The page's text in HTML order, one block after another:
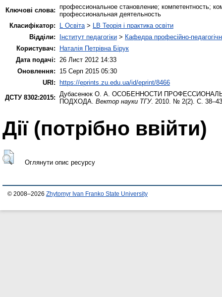
Ключові слова: профессиональное становление; компетентность;
профессиональная деятельность
Класифікатор:
L Освіта > LB Теорія і практика освіти
Відділи:
Інститут педагогіки > Кафедра професійно-
Користувач:
Наталія Петрівна Бірук
Дата подачі:
26 Лист 2012 14:33
Оновлення:
15 Серп 2015 05:30
URI: https://eprints.zu.edu.ua/id/eprint/8466
ДСТУ 8302:2015:
Дубасенюк О. А. ОСОБЕННОСТИ
ПОДХОДА. Вектор науки ТГУ. 2010. № 2(2). С.
Дії ​​(потрібно ввійти)
Оглянути опис ресурсу
© 2008–2026 Zhytomyr Ivan Franko State University